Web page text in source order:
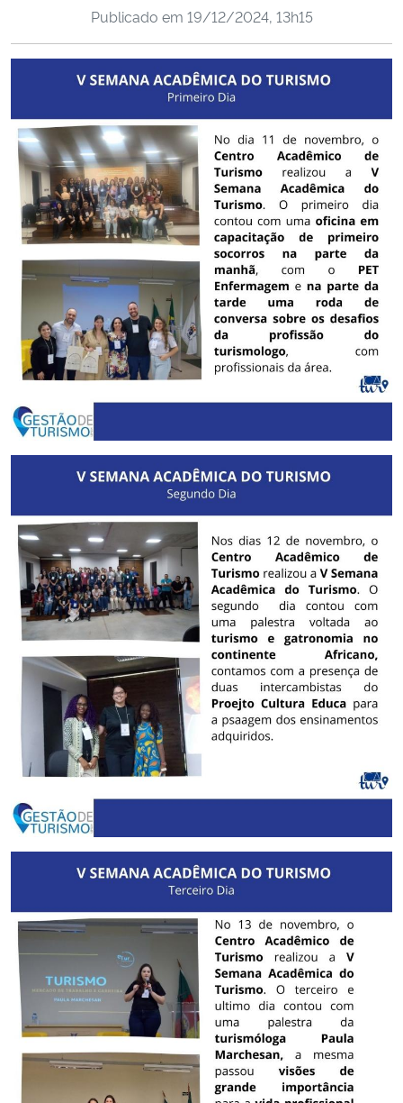
Ministério da Cidadania
Ministério da Saúde
Ministério da Ciência, Tecnologia, Inovações e Comunicações
Ministério do Meio Ambiente
Ministério do Desenvolvimento Regional
Controladoria-Geral da União
Gabinete de Segurança Institucional
Advocacia-Geral da União
Banco Central do Brasil
Planalto
Publicado em 19/12/2024, 13h15